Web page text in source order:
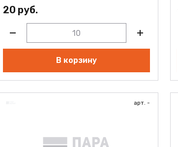
20 руб.
В корзину
арт. -